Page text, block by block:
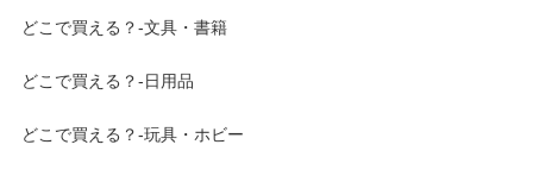
どこで買える？-文具・書籍
どこで買える？-日用品
どこで買える？-玩具・ホビー